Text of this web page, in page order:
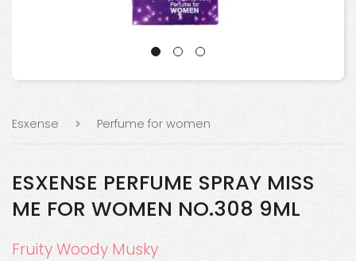
Esxense Perfume for women
ESXENSE PERFUME SPRAY MISS
ME FOR WOMEN NO.308 9ML
Fruity Woody Musky